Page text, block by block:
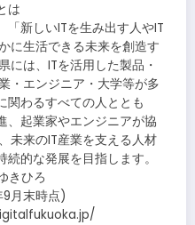
は
「新しいITを生み出す人やIT
に生活できる未来を創造す
には、ITを活用した製品・
・エンジニア・大学等が多
関わるすべての人ととも
、起業家やエンジニアが協
未来のIT産業を支える人材
的な発展を目指します。
きひろ
月末時点)